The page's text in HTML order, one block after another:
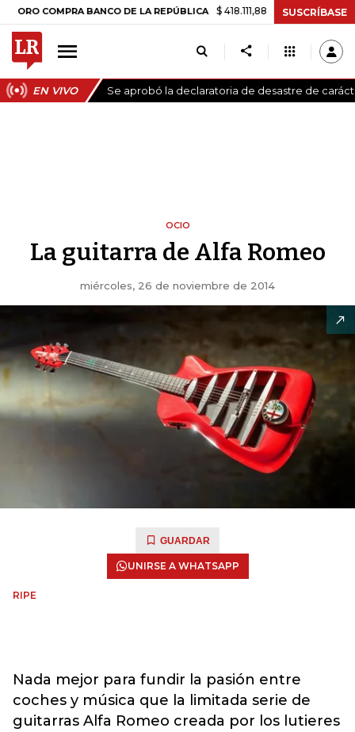
COMPRA BANCO DE LA REPÚBLICA $ 418.111,88 +$ 9.612,91 +2,35%
SUSCRÍBASE
EN VIVO Se aprobó la declaratoria de desastre de
OCIO
La guitarra de Alfa Romeo
miércoles, 26 de noviembre de 2014
GUARDAR
UNIRSE A WHATSAPP
RIPE
Nada mejor para fundir la pasión entre
coches y música que la limitada serie de
guitarras Alfa Romeo creada por los lutieres